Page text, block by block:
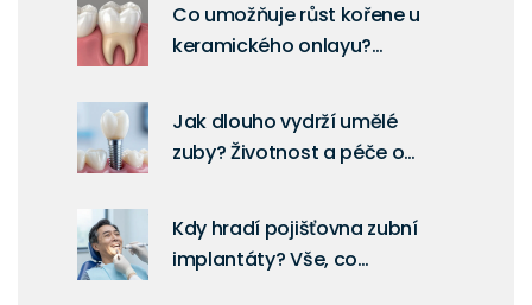
Co umožňuje růst kořene u
keramického onlayu?
Jak dlouho vydrží umělé
zuby? Životnost a péče o
Kdy hradí pojišťovna zubní
implantáty? Vše, co